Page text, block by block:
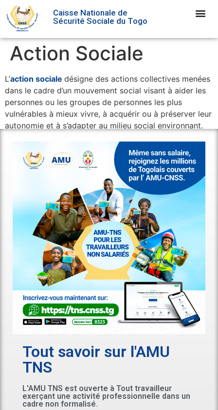
Caisse Nationale de
Sécurité Sociale du Togo
Action Sociale
L’action sociale désigne des actions collectives menées
dans le cadre d’un mouvement social visant à aider les
personnes ou les groupes de personnes les plus
vulnérables à mieux vivre, à acquérir ou à préserver leur
autonomie et à s’adapter au milieu social environnant.
Tout savoir sur l'AMU
TNS
L'AMU TNS est ouverte à Tout travailleur
exerçant une activité professionnelle dans un
cadre non formalisé.